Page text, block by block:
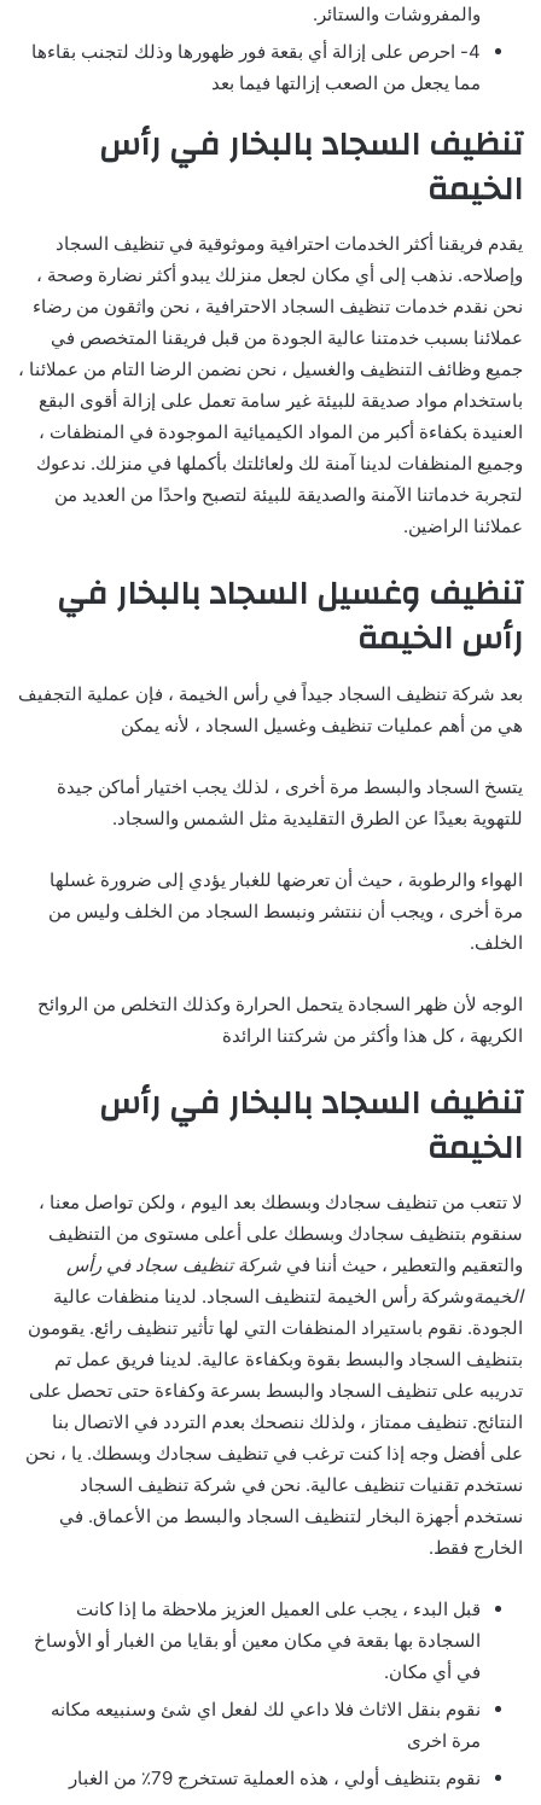
والمفروشات والستائر.
4- احرص على إزالة أي بقعة فور ظهورها وذلك لتجنب بقاءها
مما يجعل من الصعب إزالتها فيما بعد
تنظيف السجاد بالبخار في رأس
الخيمة
يقدم فريقنا أكثر الخدمات احترافية وموثوقية في تنظيف السجاد
وإصلاحه. نذهب إلى أي مكان لجعل منزلك يبدو أكثر نضارة وصحة ،
نحن نقدم خدمات تنظيف السجاد الاحترافية ، نحن واثقون من رضاء
عملائنا بسبب خدمتنا عالية الجودة من قبل فريقنا المتخصص في
جميع وظائف التنظيف والغسيل ، نحن نضمن الرضا التام من عملائنا ،
باستخدام مواد صديقة للبيئة غير سامة تعمل على إزالة أقوى البقع
العنيدة بكفاءة أكبر من المواد الكيميائية الموجودة في المنظفات ،
وجميع المنظفات لدينا آمنة لك ولعائلتك بأكملها في منزلك. ندعوك
لتجربة خدماتنا الآمنة والصديقة للبيئة لتصبح واحدًا من العديد من
عملائنا الراضين.
تنظيف وغسيل السجاد بالبخار في
رأس الخيمة
بعد شركة تنظيف السجاد جيداً في رأس الخيمة ، فإن عملية التجفيف
هي من أهم عمليات تنظيف وغسيل السجاد ، لأنه يمكن
يتسخ السجاد والبسط مرة أخرى ، لذلك يجب اختيار أماكن جيدة
للتهوية بعيدًا عن الطرق التقليدية مثل الشمس والسجاد.
الهواء والرطوبة ، حيث أن تعرضها للغبار يؤدي إلى ضرورة غسلها
مرة أخرى ، ويجب أن ننتشر ونبسط السجاد من الخلف وليس من
الخلف.
الوجه لأن ظهر السجادة يتحمل الحرارة وكذلك التخلص من الروائح
الكريهة ، كل هذا وأكثر من شركتنا الرائدة
تنظيف السجاد بالبخار في رأس
الخيمة
لا تتعب من تنظيف سجادك وبسطك بعد اليوم ، ولكن تواصل معنا ،
سنقوم بتنظيف سجادك وبسطك على أعلى مستوى من التنظيف
والتعقيم والتعطير ، حيث أننا في شركة تنظيف سجاد في رأس
الخيمةوشركة رأس الخيمة لتنظيف السجاد. لدينا منظفات عالية
الجودة. نقوم باستيراد المنظفات التي لها تأثير تنظيف رائع. يقومون
بتنظيف السجاد والبسط بقوة وبكفاءة عالية. لدينا فريق عمل تم
تدريبه على تنظيف السجاد والبسط بسرعة وكفاءة حتى تحصل على
النتائج. تنظيف ممتاز ، ولذلك ننصحك بعدم التردد في الاتصال بنا
على أفضل وجه إذا كنت ترغب في تنظيف سجادك وبسطك. يا ، نحن
نستخدم تقنيات تنظيف عالية. نحن في شركة تنظيف السجاد
نستخدم أجهزة البخار لتنظيف السجاد والبسط من الأعماق. في
الخارج فقط.
قبل البدء ، يجب على العميل العزيز ملاحظة ما إذا كانت
السجادة بها بقعة في مكان معين أو بقايا من الغبار أو الأوساخ
في أي مكان.
نقوم بنقل الاثاث فلا داعي لك لفعل اي شئ وسنبيعه مكانه
مرة اخرى
نقوم بتنظيف أولي ، هذه العملية تستخرج 79٪ من الغبار